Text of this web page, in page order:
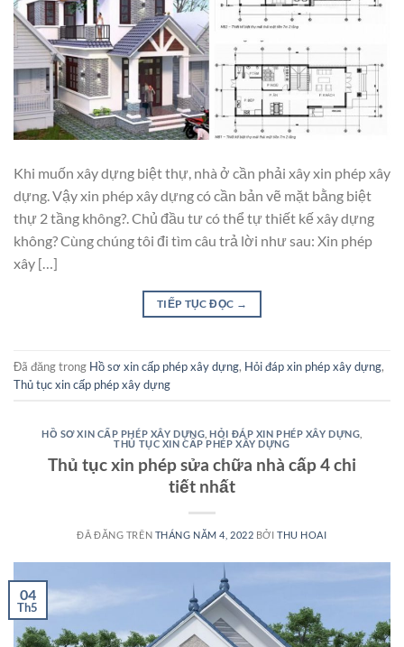
Khi muốn xây dựng biệt thự, nhà ở cần phải xây xin phép xây
dựng. Vậy xin phép xây dựng có cần bản vẽ mặt bằng biệt
thự 2 tầng không?. Chủ đầu tư có thể tự thiết kế xây dựng
không? Cùng chúng tôi đi tìm câu trả lời như sau: Xin phép
xây […]
TIẾP TỤC ĐỌC →
Đã đăng trong Hồ sơ xin cấp phép xây dựng, Hỏi đáp xin phép xây dựng,
Thủ tục xin cấp phép xây dựng
HỒ SƠ XIN CẤP PHÉP XÂY DỰNG ,HỎI ĐÁP XIN PHÉP XÂY DỰNG
THỦ TỤC XIN CẤP PHÉP XÂY DỰNG
Thủ tục xin phép sửa chữa nhà cấp 4 chi
tiết nhất
ĐÃ ĐĂNG TRÊN THÁNG NĂM 4, 2022 BỞITHU HOAI
04
Th5